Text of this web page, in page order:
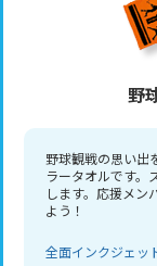
野
野球観戦の思い出
ラータオルです。
します。応援メン
よう！
全面インクジェッ